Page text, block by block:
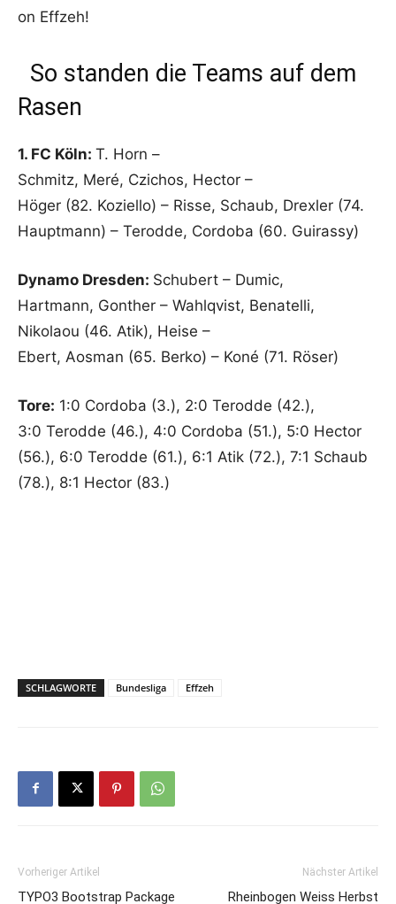
on Effzeh!
So standen die Teams auf dem
Rasen
1. FC Köln: T. Horn –
Schmitz, Meré, Czichos, Hector –
Höger (82. Koziello) – Risse, Schaub, Drexler (74.
Hauptmann) – Terodde, Cordoba (60. Guirassy)
Dynamo Dresden: Schubert – Dumic,
Hartmann, Gonther – Wahlqvist, Benatelli,
Nikolaou (46. Atik), Heise –
Ebert, Aosman (65. Berko) – Koné (71. Röser)
Tore: 1:0 Cordoba (3.), 2:0 Terodde (42.),
3:0 Terodde (46.), 4:0 Cordoba (51.), 5:0 Hector
(56.), 6:0 Terodde (61.), 6:1 Atik (72.), 7:1 Schaub
(78.), 8:1 Hector (83.)
SCHLAGWORTE Bundesliga Effzeh
Vorheriger Artikel
TYPO3 Bootstrap Package
Nächster Artikel
Rheinbogen Weiss Herbst